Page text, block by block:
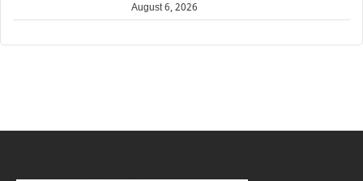
August 6, 2026